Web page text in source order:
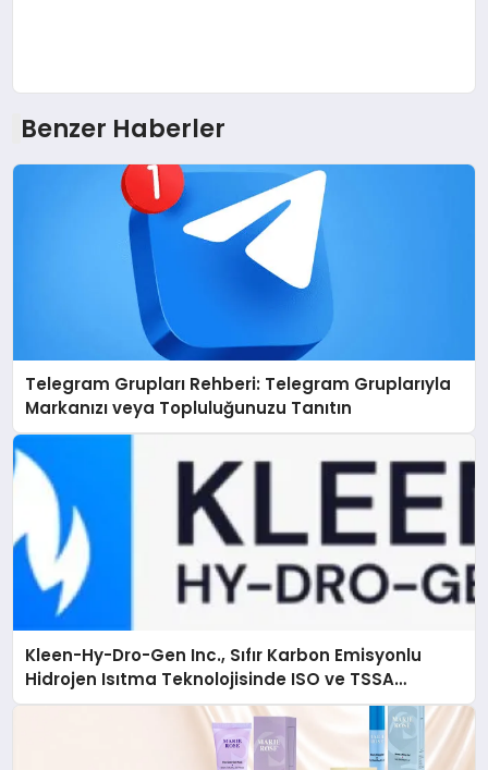
Benzer Haberler
Telegram Grupları Rehberi: Telegram Gruplarıyla
Markanızı veya Topluluğunuzu Tanıtın
Kleen-Hy-Dro-Gen Inc., Sıfır Karbon Emisyonlu
Hidrojen Isıtma Teknolojisinde ISO ve TSSA
Düzenleyici Onaylarını Aldı